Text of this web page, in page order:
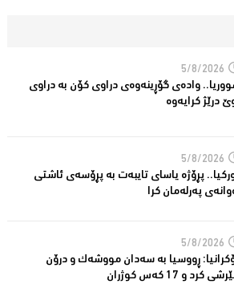
5/8/2026
واده‌ی گۆڕینه‌وه‌ی دراوی كۆن به‌ دراوی
درێژ كرایه‌وه‌
5/8/2026
پڕۆژه‌ یاسای تایبه‌ت به‌ پڕۆسه‌ی ئاشتی
په‌رله‌مان كرا
5/8/2026
ڕووسیا به‌ سه‌دان مووشه‌ك و درۆن
كرد و 17 كه‌س كوژران